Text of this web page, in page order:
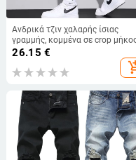
Ανδρικά τζιν χαλαρής ίσιας
γραμμής, κομμένα σε crop
μικροελαστικότητα, 100% denim,
26.15 €